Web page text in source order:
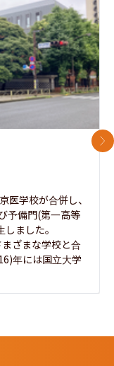
医学校が合併し、
予備門(第一高等
ました。
ざまな学校と合
年には国立大学
次